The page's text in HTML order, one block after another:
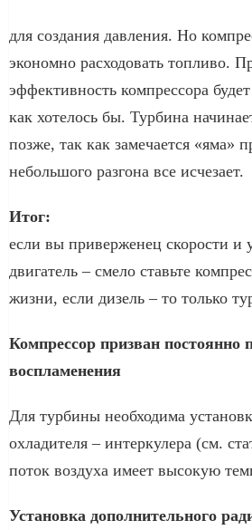
для создания давления. Но
экономно расходовать топливо.
эффективность компрессора
как хотелось бы. Турбина
позже, так как замечается «яма»
небольшого разгона все исчезает.
Итог:
если вы приверженец скорости и
двигатель – смело ставьте
жизни, если дизель – то только
Компрессор призван постоянно
воспламенения
Для турбины необходима
охладителя – интеркулера (см.
поток воздуха имеет высокую
Установка дополнительного